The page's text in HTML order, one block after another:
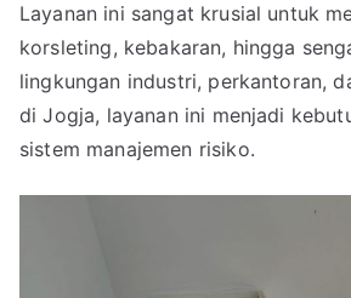
Layanan ini sangat krusial untuk
korsleting, kebakaran, hingga
lingkungan industri, perkantoran,
di Jogja, layanan ini menjadi
sistem manajemen risiko.